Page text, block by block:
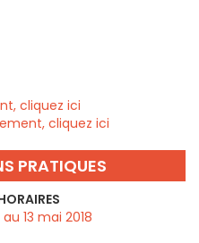
cliquez ici
cliquez ici
PRATIQUES
13 mai 2018